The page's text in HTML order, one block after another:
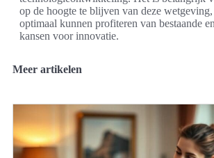
op de hoogte te blijven van deze
optimaal kunnen profiteren van bestaande
kansen voor innovatie.
Meer artikelen